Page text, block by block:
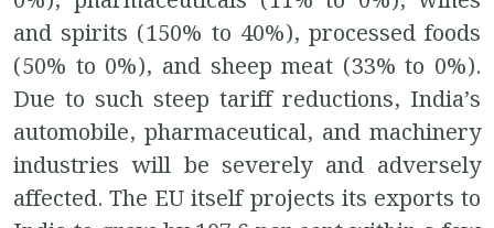
and spirits (150% to 40%), processed foods
(50% to 0%), and sheep meat (33% to 0%).
Due to such steep tariff reductions, India’s
automobile, pharmaceutical, and machinery
industries will be severely and adversely
affected. The EU itself projects its exports to